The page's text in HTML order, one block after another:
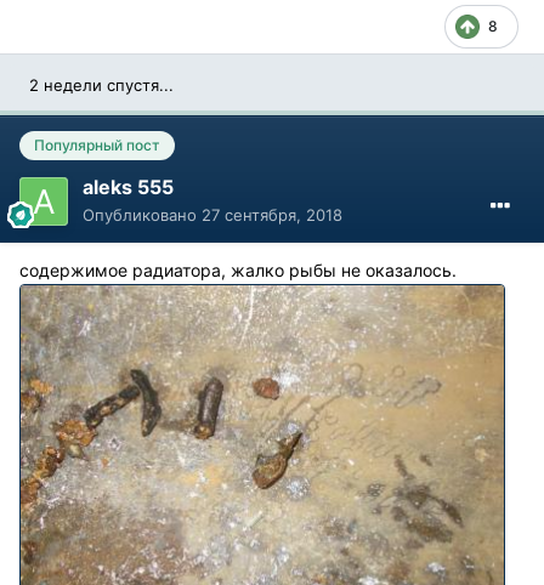
8
2 недели спустя...
Популярный пост
aleks 555
Опубликовано 27 сентября, 2018
содержимое радиатора, жалко рыбы не оказалось.